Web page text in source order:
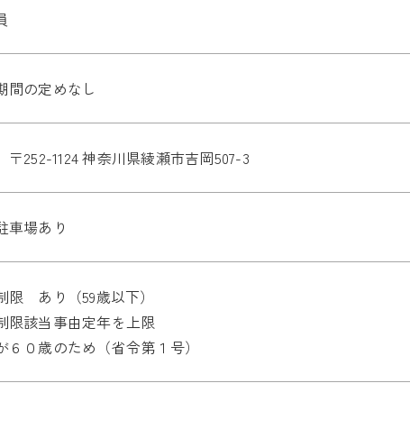
間の定めなし
252-1124 神奈川県綾瀬市吉岡507-3
場あり
限 あり（59歳以下）
限該当事由定年を上限
６０歳のため（省令第１号）